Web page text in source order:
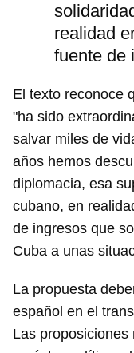
Guardar como
realidad
fuente de
El texto reconoce
"ha sido
salvar miles de
años hemos
diplomacia, esa
cubano, en
de ingresos que
Cuba a unas
La propuesta
español en el
Las